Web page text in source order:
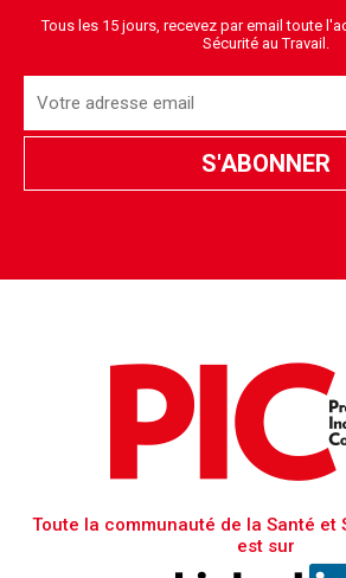
Tous les 15 jours, recevez par email toute
Sécurité au Travail.
Toute la communauté de la Santé et
est sur